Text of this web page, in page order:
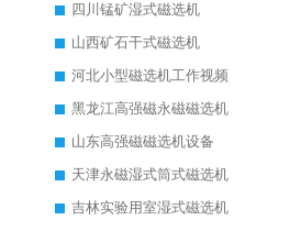
四川锰矿湿式磁选机
山西矿石干式磁选机
河北小型磁选机工作视频
黑龙江高强磁永磁磁选机
山东高强磁磁选机设备
天津永磁湿式筒式磁选机
吉林实验用室湿式磁选机